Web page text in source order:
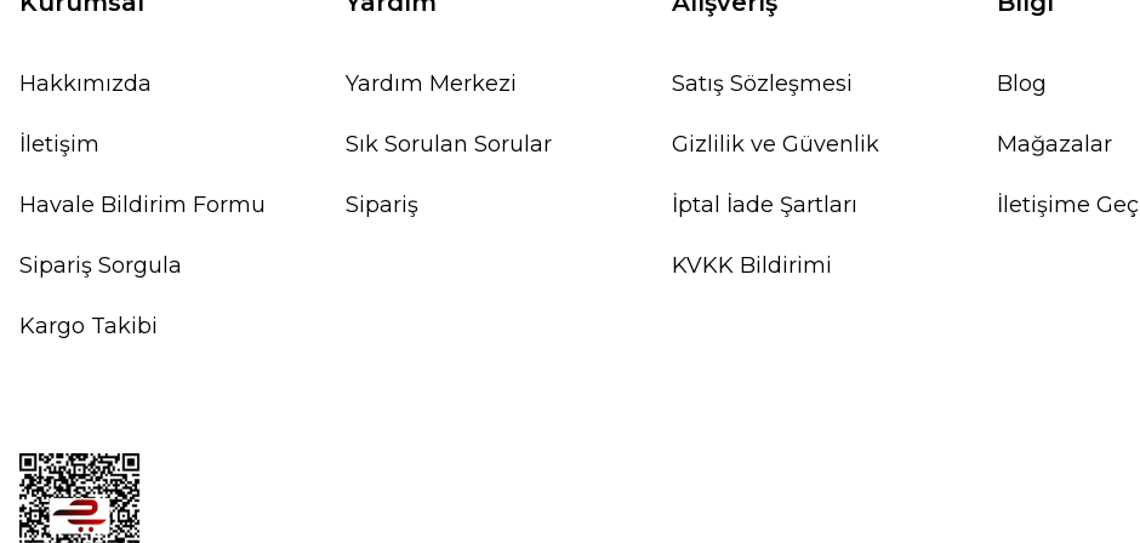
Hakkımızda
İletişim
Havale Bildirim Formu
Sipariş Sorgula
Kargo Takibi
Yardım Merkezi
Sık Sorulan Sorular
Sipariş
Satış Sözleşmesi
Gizlilik ve Güvenlik
İptal İade Şartları
KVKK Bildirimi
Blog
Mağazalar
İletişime Geç